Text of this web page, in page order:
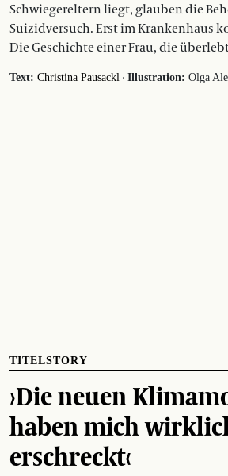
Schwiegereltern liegt, glauben die
Suizidversuch. Erst im Krankenhaus
Die Geschichte einer Frau, die
Text: Christina Pausackl · Illustration: Olga
TITELSTORY
›Die neuen
haben mich
erschreckt‹